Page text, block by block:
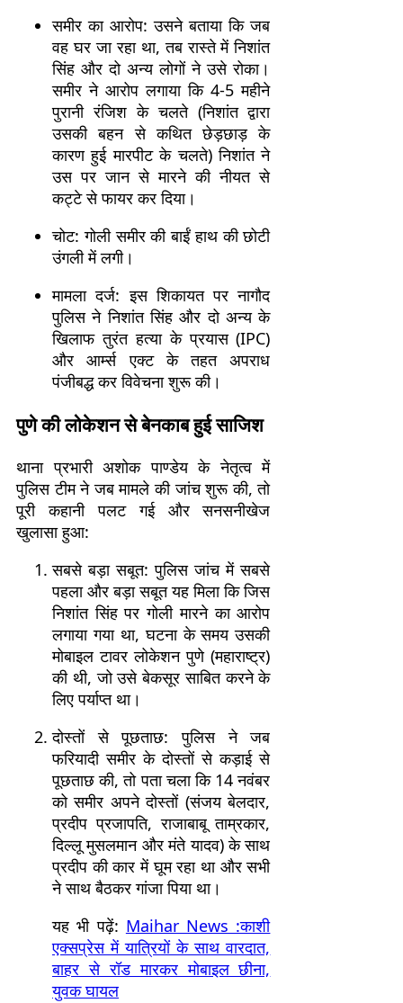
समीर का आरोप: उसने बताया कि जब
वह घर जा रहा था, तब रास्ते में निशांत
सिंह और दो अन्य लोगों ने उसे रोका।
समीर ने आरोप लगाया कि 4-5 महीने
पुरानी रंजिश के चलते (निशांत द्वारा
उसकी बहन से कथित छेड़छाड़ के
कारण हुई मारपीट के चलते) निशांत ने
उस पर जान से मारने की नीयत से
कट्टे से फायर कर दिया।
चोट: गोली समीर की बाईं हाथ की छोटी
उंगली में लगी।
मामला दर्ज: इस शिकायत पर नागौद
पुलिस ने निशांत सिंह और दो अन्य के
खिलाफ तुरंत हत्या के प्रयास (IPC)
और आर्म्स एक्ट के तहत अपराध
पंजीबद्ध कर विवेचना शुरू की।
पुणे की लोकेशन से बेनकाब हुई साजिश
थाना प्रभारी अशोक पाण्डेय के नेतृत्व में
पुलिस टीम ने जब मामले की जांच शुरू की, तो
पूरी कहानी पलट गई और सनसनीखेज
खुलासा हुआ:
सबसे बड़ा सबूत: पुलिस जांच में सबसे
पहला और बड़ा सबूत यह मिला कि जिस
निशांत सिंह पर गोली मारने का आरोप
लगाया गया था, घटना के समय उसकी
मोबाइल टावर लोकेशन पुणे (महाराष्ट्र)
की थी, जो उसे बेकसूर साबित करने के
लिए पर्याप्त था।
दोस्तों से पूछताछ: पुलिस ने जब
फरियादी समीर के दोस्तों से कड़ाई से
पूछताछ की, तो पता चला कि 14 नवंबर
को समीर अपने दोस्तों (संजय बेलदार,
प्रदीप प्रजापति, राजाबाबू ताम्रकार,
दिल्लू मुसलमान और मंते यादव) के साथ
प्रदीप की कार में घूम रहा था और सभी
ने साथ बैठकर गांजा पिया था।
यह भी पढ़ें: Maihar News :काशी
एक्सप्रेस में यात्रियों के साथ वारदात,
बाहर से रॉड मारकर मोबाइल छीना,
युवक घायल